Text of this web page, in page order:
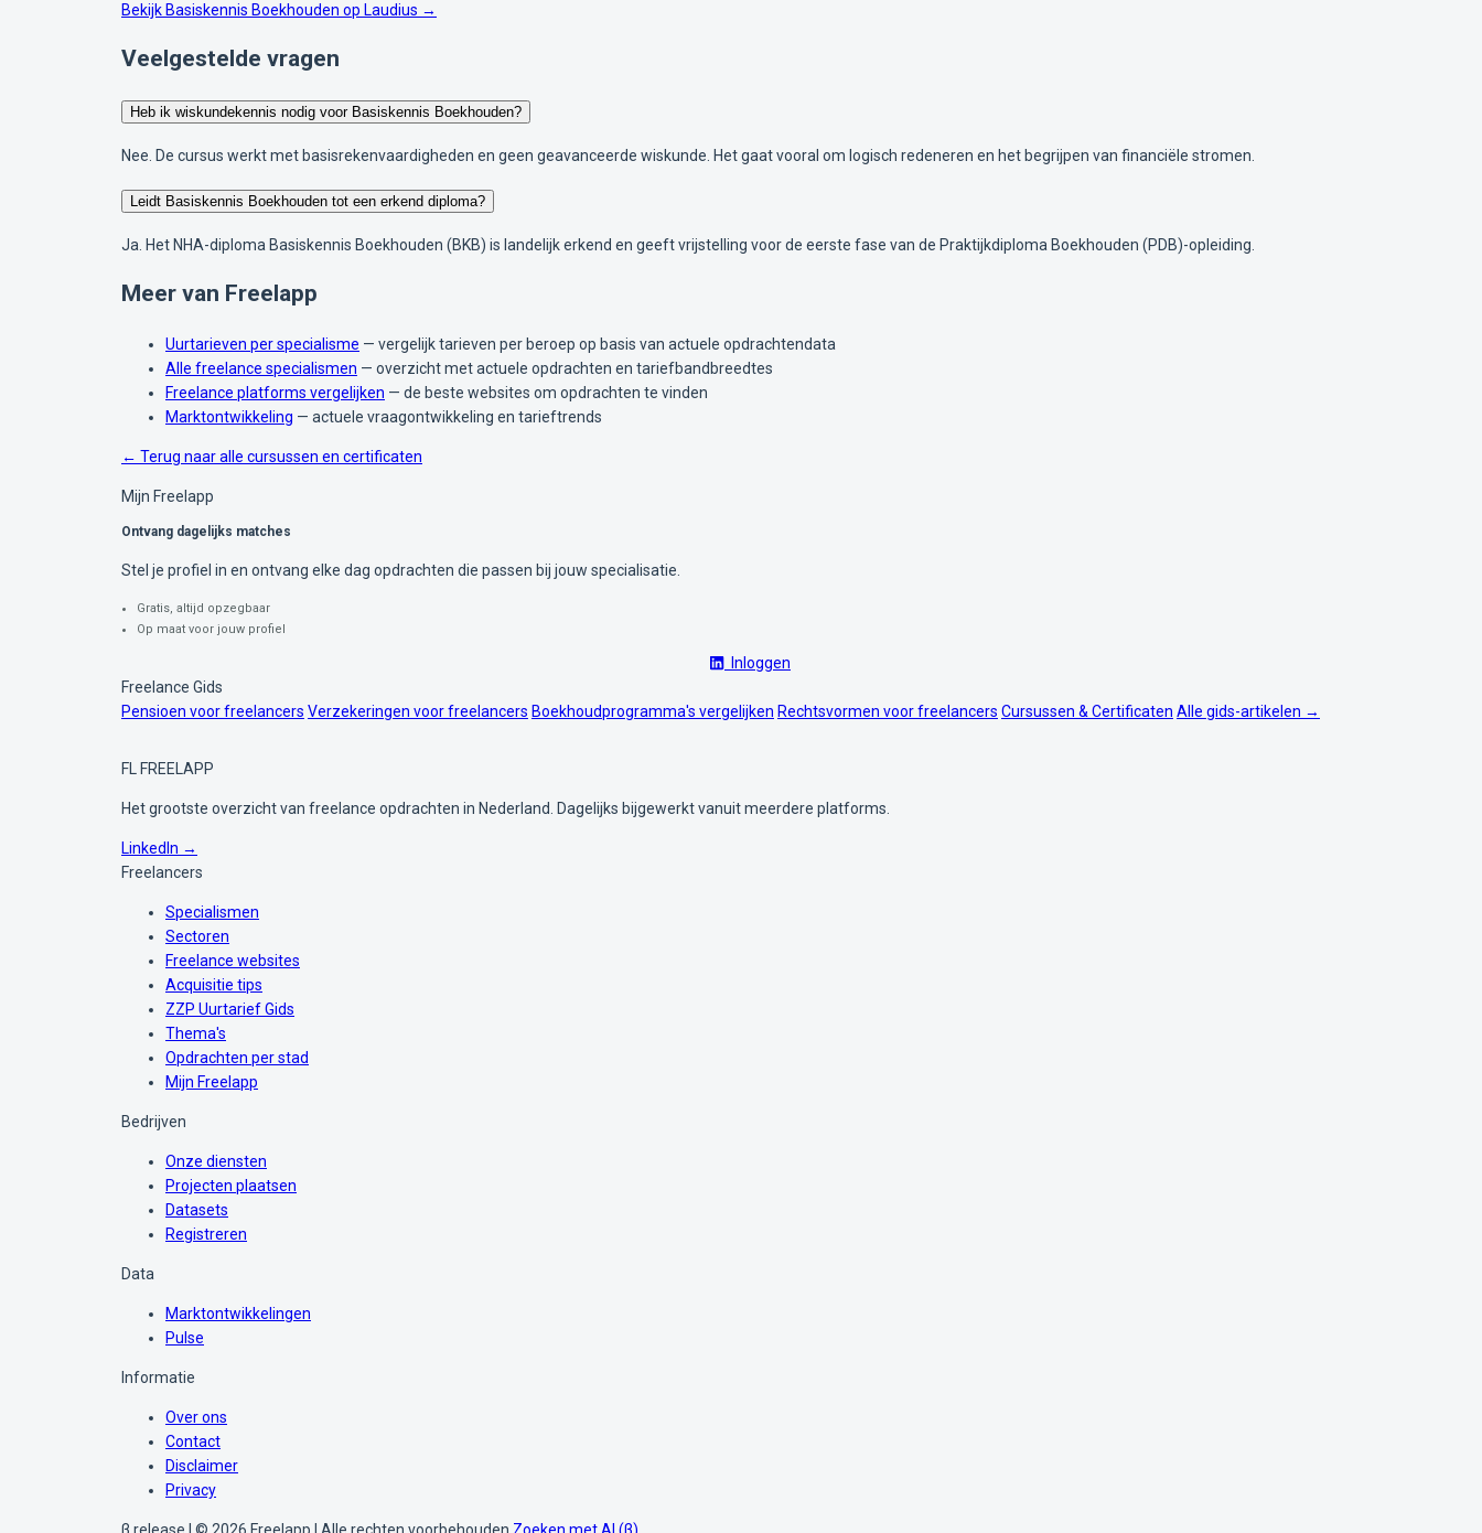
Bekijk Basiskennis Boekhouden op Laudius →
Veelgestelde vragen
Heb ik wiskundekennis nodig voor Basiskennis Boekhouden?
Nee. De cursus werkt met basisrekenvaardigheden en geen geavanceerde wiskunde. Het gaat vooral om logisch redeneren en het begrijpen van financiële stromen.
Leidt Basiskennis Boekhouden tot een erkend diploma?
Ja. Het NHA-diploma Basiskennis Boekhouden (BKB) is landelijk erkend en geeft vrijstelling voor de eerste fase van de Praktijkdiploma Boekhouden (PDB)-opleiding.
Meer van Freelapp
Uurtarieven per specialisme — vergelijk tarieven per beroep op basis van actuele opdrachtendata
Alle freelance specialismen — overzicht met actuele opdrachten en tariefbandbreedtes
Freelance platforms vergelijken — de beste websites om opdrachten te vinden
Marktontwikkeling — actuele vraagontwikkeling en tarieftrends
← Terug naar alle cursussen en certificaten
Mijn Freelapp
Ontvang dagelijks matches
Stel je profiel in en ontvang elke dag opdrachten die passen bij jouw specialisatie.
Gratis, altijd opzegbaar
Op maat voor jouw profiel
Inloggen
Freelance Gids
Pensioen voor freelancers Verzekeringen voor freelancers Boekhoudprogramma's vergelijken Rechtsvormen voor freelancers Cursussen & Certificaten Alle gids-artikelen →
FL FREELAPP
Het grootste overzicht van freelance opdrachten in Nederland. Dagelijks bijgewerkt vanuit meerdere platforms.
LinkedIn →
Freelancers
Specialismen
Sectoren
Freelance websites
Acquisitie tips
ZZP Uurtarief Gids
Thema's
Opdrachten per stad
Mijn Freelapp
Bedrijven
Onze diensten
Projecten plaatsen
Datasets
Registreren
Data
Marktontwikkelingen
Pulse
Informatie
Over ons
Contact
Disclaimer
Privacy